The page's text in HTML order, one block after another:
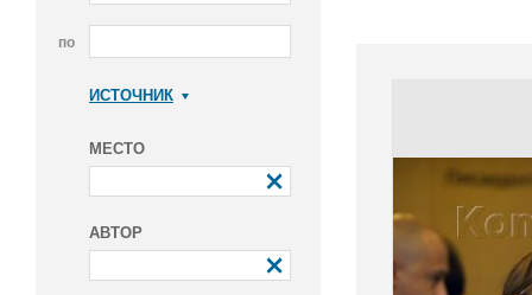
по
ИСТОЧНИК
МЕСТО
АВТОР